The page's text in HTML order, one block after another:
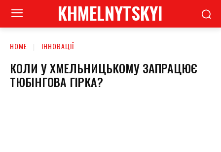
KHMELNYTSKYI
HOME ІННОВАЦІЇ
КОЛИ У ХМЕЛЬНИЦЬКОМУ ЗАПРАЦЮЄ
ТЮБІНГОВА ГІРКА?